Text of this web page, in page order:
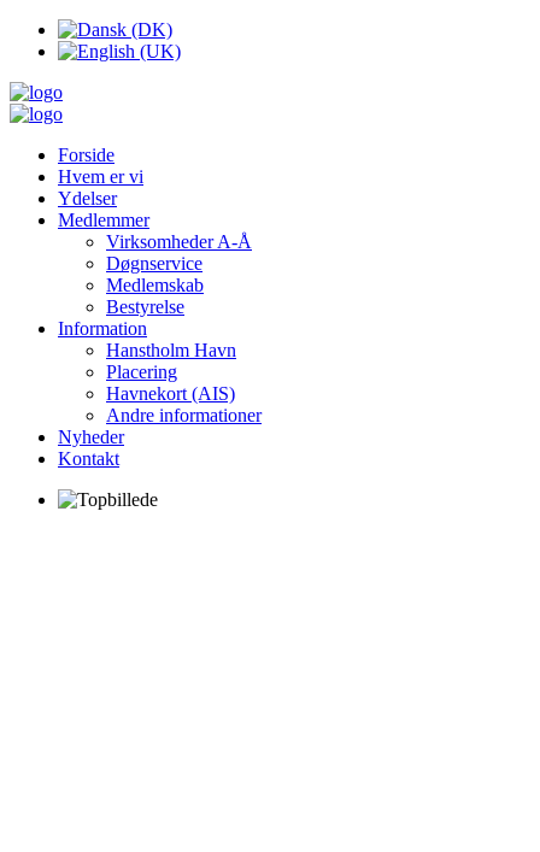
Forside
Hvem er vi
Ydelser
Medlemmer
Virksomheder A-Å
Døgnservice
Medlemskab
Bestyrelse
Information
Hanstholm Havn
Placering
Havnekort (AIS)
Andre informationer
Nyheder
Kontakt